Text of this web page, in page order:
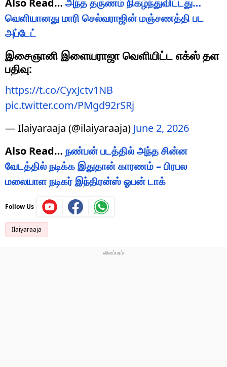
வெளியானது மாரி செல்வராஜின் மஞ்சணத்தி பட
அப்டேட்
இசைஞானி இளையராஜா வெளியிட்ட எக்ஸ் தள
பதிவு:
https://t.co/CyxJctv1NB
pic.twitter.com/PMgd92rSRj
— Ilaiyaraaja (@ilaiyaraaja) June 2, 2026
Also Read… நண்பன் படத்தில் அந்த சின்ன
வேடத்தில் நடிக்க இதுதான் காரணம் – பிரபல
மலையாள நடிகர் இந்திரன்ஸ் ஓபன் டாக்
Follow Us
Ilaiyaraaja